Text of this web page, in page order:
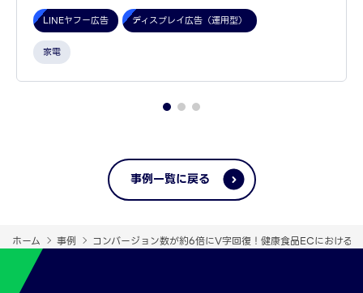
LINEヤフー広告 ディスプレイ広告（運用型）
家電
事例一覧に戻る
ホーム 事例 コンバージョン数が約6倍にV字回復！健康食品ECにおける